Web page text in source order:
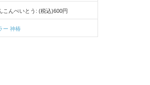
こんぺいとう: (税込)600円
ー 神椿